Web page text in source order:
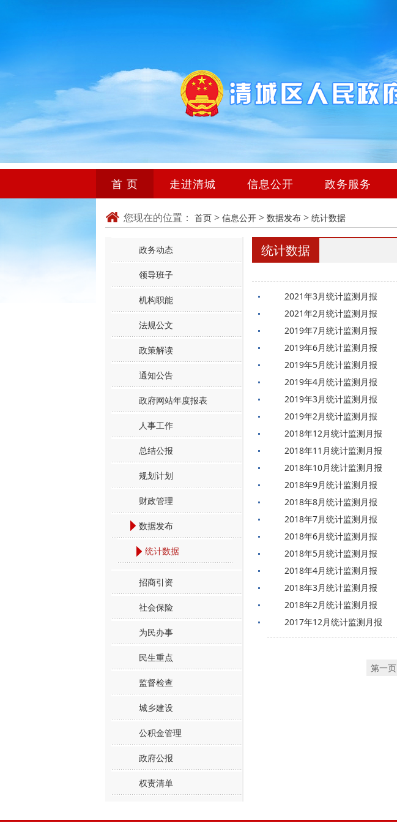
首 页 走进清城 信息公开 政务服务
您现在的位置： 首页 > 信息公开 > 数据发布 > 统计数据
政务动态
领导班子
机构职能
法规公文
政策解读
通知公告
政府网站年度报表
人事工作
总结公报
规划计划
财政管理
数据发布
统计数据
招商引资
社会保险
为民办事
民生重点
监督检查
城乡建设
公积金管理
政府公报
权责清单
统计数据
2021年3月统计监测月报
2021年2月统计监测月报
2019年7月统计监测月报
2019年6月统计监测月报
2019年5月统计监测月报
2019年4月统计监测月报
2019年3月统计监测月报
2019年2月统计监测月报
2018年12月统计监测月报
2018年11月统计监测月报
2018年10月统计监测月报
2018年9月统计监测月报
2018年8月统计监测月报
2018年7月统计监测月报
2018年6月统计监测月报
2018年5月统计监测月报
2018年4月统计监测月报
2018年3月统计监测月报
2018年2月统计监测月报
2017年12月统计监测月报
第一页